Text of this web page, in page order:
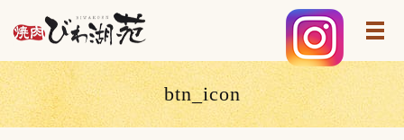
メ
btn_icon